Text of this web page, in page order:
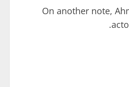
On another note,